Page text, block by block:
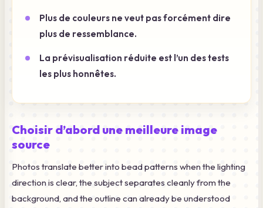
Plus de couleurs ne veut pas forcément dire
plus de ressemblance.
La prévisualisation réduite est l’un des tests
les plus honnêtes.
Choisir d’abord une meilleure image
source
Photos translate better into bead patterns when the lighting
direction is clear, the subject separates cleanly from the
background, and the outline can already be understood